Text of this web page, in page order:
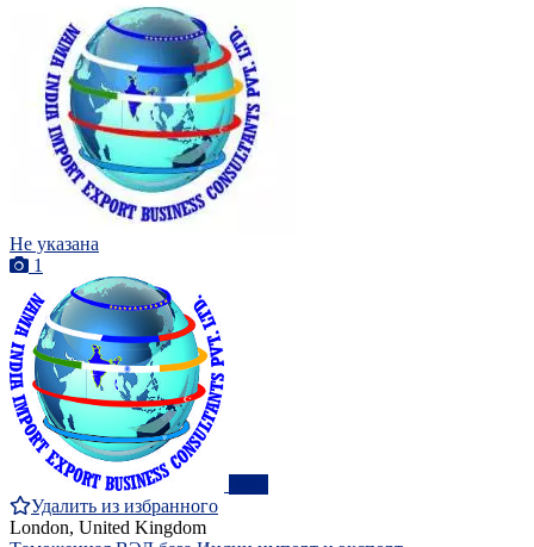
Не указана
1
Удалить из избранного
London, United Kingdom